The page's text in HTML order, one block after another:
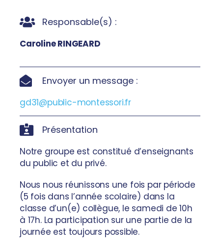
Responsable(s) :
Caroline RINGEARD
Envoyer un message :
gd31@public-montessori.fr
Présentation
Notre groupe est constitué d’enseignants
du public et du privé.
Nous nous réunissons une fois par période
(5 fois dans l’année scolaire) dans la
classe d’un(e) collègue, le samedi de 10h
à 17h. La participation sur une partie de la
journée est toujours possible.